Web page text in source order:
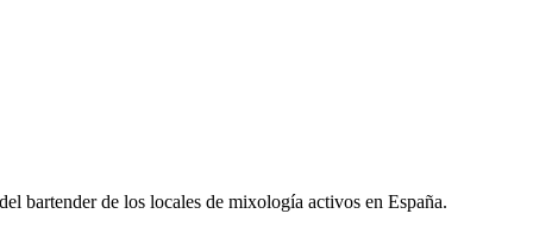
bartender de los locales de mixología activos en España.